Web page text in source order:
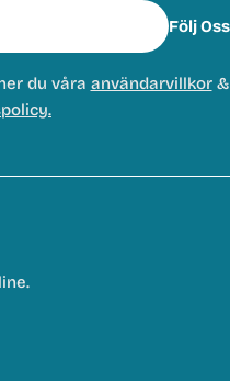
Följ Oss
du våra användarvillkor&